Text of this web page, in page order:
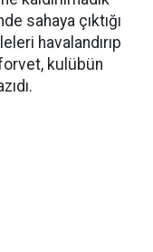
sahaya çıktığı
havalandırıp
kulübün